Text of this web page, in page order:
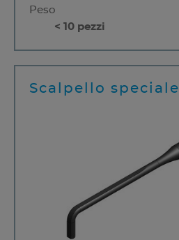
Peso
< 10 pezzi
Scalpello speciale